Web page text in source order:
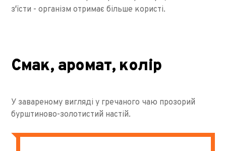
з'їсти - організм отримає більше користі.
Смак, аромат, колір
У завареному вигляді у гречаного чаю прозорий
бурштиново-золотистий настій.